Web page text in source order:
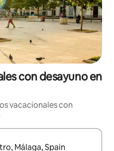
con desayuno en
vacacionales con
disponibles, navega con las